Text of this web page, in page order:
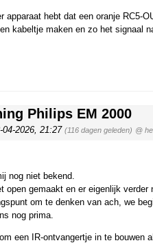
apparaat hebt dat een oranje RC5-
kabeltje maken en zo het signaal
Philips EM 2000
04-2026, 21:27 (116 dagen geleden) @
nog niet bekend.
open gemaakt en er eigenlijk
om te denken van ach, we
nog prima.
een IR-ontvangertje in te bouwen